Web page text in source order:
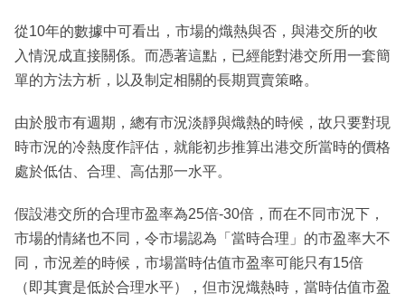
從10年的數據中可看出，市場的熾熱與否，與港交所的收
入情況成直接關係。而憑著這點，已經能對港交所用一套簡
單的方法方析，以及制定相關的長期買賣策略。
由於股市有週期，總有市況淡靜與熾熱的時候，故只要對現
時市況的冷熱度作評估，就能初步推算出港交所當時的價格
處於低估、合理、高估那一水平。
假設港交所的合理市盈率為25倍-30倍，而在不同市況下，
市場的情緒也不同，令市場認為「當時合理」的市盈率大不
同，市況差的時候，市場當時估值市盈率可能只有15倍
（即其實是低於合理水平），但市況熾熱時，當時估值市盈